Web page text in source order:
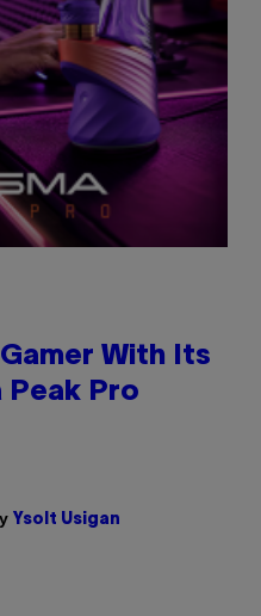
With Its
Peak Pro
Ysolt Usigan